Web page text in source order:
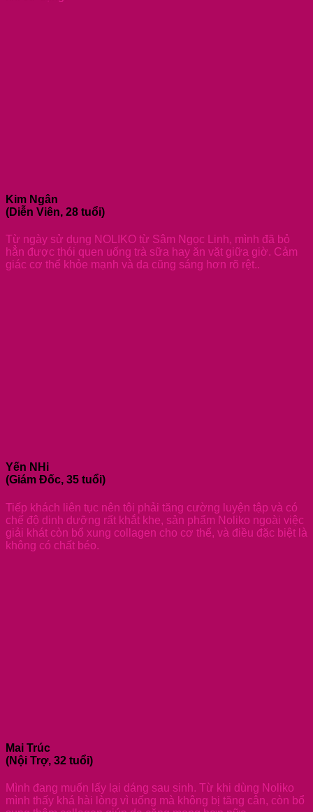
Kim Ngân
(Diễn Viên, 28 tuổi)
Từ ngày sử dụng NOLIKO từ Sâm Ngọc Linh, mình đã bỏ
hẳn được thói quen uống trà sữa hay ăn vặt giữa giờ. Cảm
giác cơ thể khỏe mạnh và da cũng sáng hơn rõ rệt..
Yến NHi
(Giám Đốc, 35 tuổi)
Tiếp khách liên tục nên tôi phải tăng cường luyện tập và có
chế độ dinh dưỡng rất khắt khe, sản phẩm Noliko ngoài việc
giải khát còn bổ xung collagen cho cơ thể, và điều đặc biệt là
không có chất béo.
Mai Trúc
(Nội Trợ, 32 tuổi)
Mình đang muốn lấy lại dáng sau sinh. Từ khi dùng Noliko
mình thấy khá hài lòng vì uống mà không bị tăng cân, còn bổ